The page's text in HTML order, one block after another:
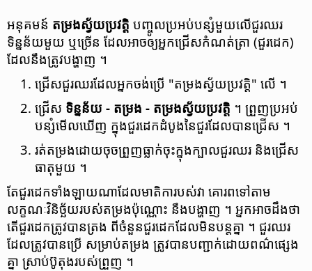
អនុគមន៍ តម្រង​ស្វ័យ​ប្រវត្តិ បញ្ចូល​ប្រអប់​បន្សំ​មួយ​លើ​ជួរ​ឈរ​
ទិន្នន័យ​មួយ ឬ​ច្រើន ដែល​អាច​ឲ្យ​អ្នក​ជ្រើស​កំណត់​ត្រា (ជួរ​ដេក)
ដែល​នឹង​ត្រូវ​បង្ហាញ ។
ជ្រើស​ជួរ​ឈរ​ដែល​អ្នក​ចង់​ប្រើ "តម្រង​ស្វ័យ​ប្រវត្តិ" លើ ។
ជ្រើស ទិន្នន័យ - តម្រង - តម្រង​ស្វ័យ​ប្រវត្តិ ។ ព្រួញ​ប្រអប់​
បន្សំ​មើលឃើញ ក្នុង​ជួរ​ដេក​ដំបូងនៃ​ជួរ​ដែល​បាន​ជ្រើស ។
រត់​តម្រង​ដោយ​ចុច​ព្រួញ​ធ្លាក់​ចុះ​ក្នុង​ក្បាល​ជួរ​ឈរ និង​ជ្រើស​
ធាតុ​មួយ ។
តែ​ជួរដេក​ទាំងឡាយ​ណា​ដែល​មាតិកា​របស់​វា គោរព​ទៅ​តាម​
លក្ខណៈ​វិនិច្ឆ័យ​របស់​តម្រងប៉ុណ្ណោះ នឹង​បង្ហាញ ។ អ្នក​អាច​ដឹង​ថា​
តើ​ជួរ​ដេក​ត្រូវ​បាន​ត្រង ពី​ចំនួន​ជួរដេក​ដែល​មិន​បន្តគ្នា ។ ជួរឈរ​
ដែល​ត្រូវ​បាន​ប្រើ សម្រាប់​តម្រង ត្រូវ​បាន​បញ្ជាក់​ដោយ​ពណ៌​ផ្សេង​
គ្នា ស្រាប់​ប៊ូតុង​របស់​ព្រួញ ។